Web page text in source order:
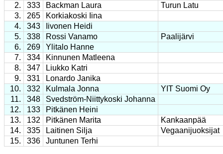
2.
333 Backman Laura
Turun Latu
3.
265
Korkiakoski Iina
4.
343
Iivonen Heidi
5.
338 Rossi Vanamo
Paalijärvi
6.
269
Ylitalo Hanne
7.
334
Kinnunen Matleena
8.
347
Liukko Katri
9.
331
Lonardo Janika
10.
332 Kulmala Jonna
YIT Suomi Oy
11.
348
Svedström-Niittykoski Johanna
12.
133
Pitkänen Heini
13.
132 Pitkänen Marita
Kankaanpää
14.
335 Laitinen Silja
Vegaanijuoksijat
15.
336 Juntunen Terhi